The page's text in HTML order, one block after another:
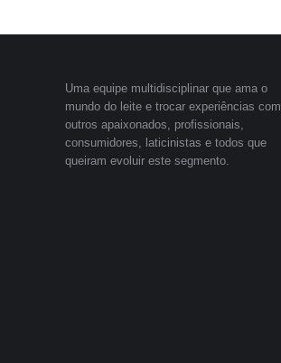
Uma equipe multidisciplinar que ama o
mundo do leite e trocar experiências com
outros apaixonados, profissionais,
consumidores, laticinistas e todos que
queiram evoluir este segmento.